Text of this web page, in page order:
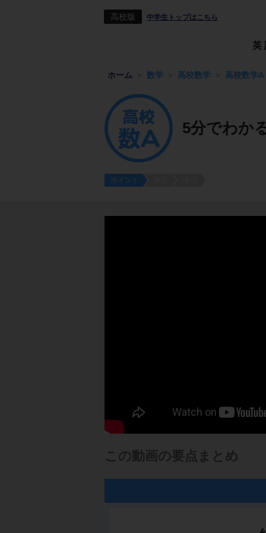
高校版 中学生トップはこちら
英
ホーム 数学 高校数学 高校数学A
5分でわか
ポイント
この動画の要点まとめ